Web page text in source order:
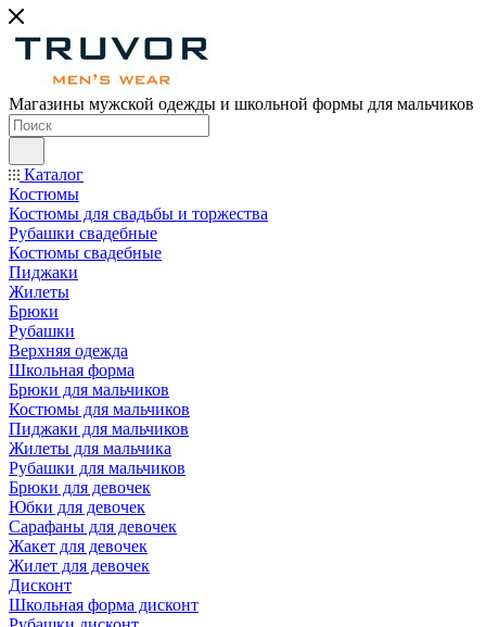
Магазины мужской одежды и школьной формы для мальчиков
Каталог
Костюмы
Костюмы для свадьбы и торжества
Рубашки свадебные
Костюмы свадебные
Пиджаки
Жилеты
Брюки
Рубашки
Верхняя одежда
Школьная форма
Брюки для мальчиков
Костюмы для мальчиков
Пиджаки для мальчиков
Жилеты для мальчика
Рубашки для мальчиков
Брюки для девочек
Юбки для девочек
Сарафаны для девочек
Жакет для девочек
Жилет для девочек
Дисконт
Школьная форма дисконт